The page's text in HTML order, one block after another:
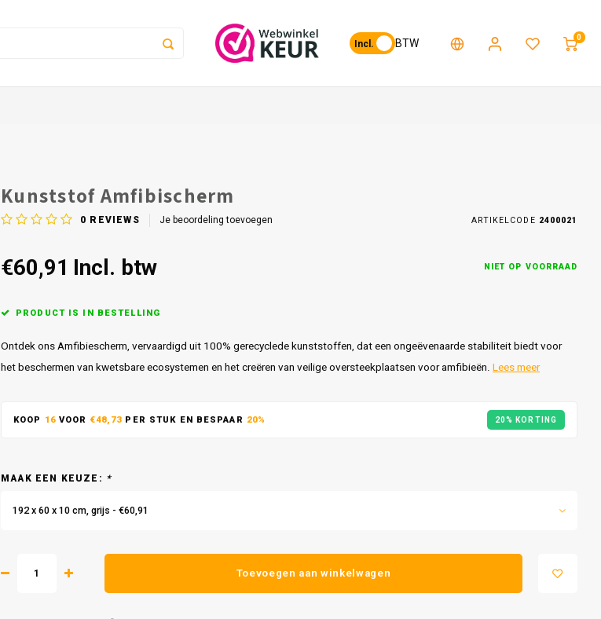
Incl. BTW 0
Kunststof Amfibischerm
0 REVIEWS Je beoordeling toevoegen ARTIKELCODE 2400021
€60,91 Incl. btw NIET OP VOORRAAD
PRODUCT IS IN BESTELLING
Ontdek ons Amfibiescherm, vervaardigd uit 100% gerecyclede kunststoffen, dat een ongeëvenaarde stabiliteit biedt voor
het beschermen van kwetsbare ecosystemen en het creëren van veilige oversteekplaatsen voor amfibieën. Lees meer
KOOP 16VOOR €48,73 PER STUK EN BESPAAR 20% 20% KORTING
MAAK EEN KEUZE: *
192 x 60 x 10 cm, grijs - €60,91
Toevoegen aan winkelwagen